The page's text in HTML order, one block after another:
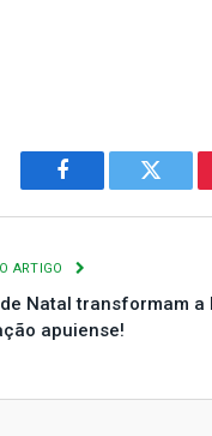
Facebook Twitter
ARTIGO
Natal transformam
apuiense!